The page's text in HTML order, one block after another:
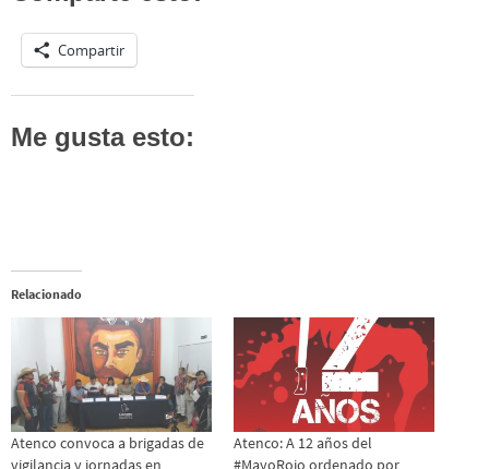
Compartir
Me gusta esto:
Relacionado
Atenco convoca a brigadas de
vigilancia y jornadas en
Atenco: A 12 años del
#MayoRojo ordenado por